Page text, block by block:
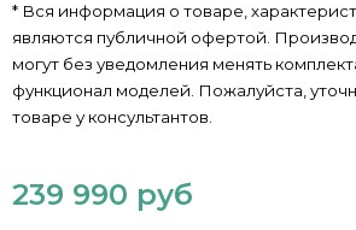
* Вся информация о товаре,
являются публичной офертой.
могут без уведомления менять
функционал моделей. Пожалуйста,
товаре у консультантов.
239 990 руб